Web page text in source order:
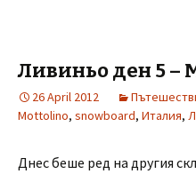
Ливиньо ден 5 –
26 April 2012
Mottolino, snowboard, Италия,
Днес беше ред на другия